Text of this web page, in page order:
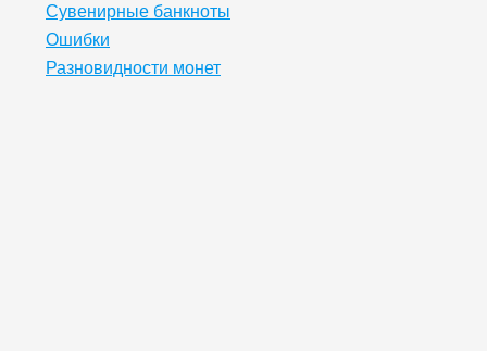
Сувенирные банкноты
Ошибки
Разновидности монет